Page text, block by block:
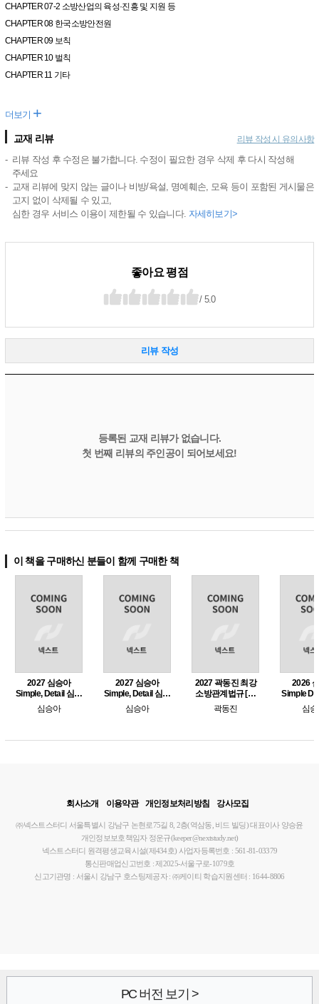
CHAPTER 07-2 소방산업의 육성·진흥 및 지원 등
CHAPTER 08 한국소방안전원
CHAPTER 09 보칙
CHAPTER 10 벌칙
CHAPTER 11 기타
더보기 +
교재 리뷰 리뷰 작성 시 유의사항
리뷰 작성 후 수정은 불가합니다. 수정이 필요한 경우 삭제 후 다시 작성해
주세요
교재 리뷰에 맞지 않는 글이나 비방/욕설, 명예훼손, 모욕 등이 포함된 게시물은
고지 없이 삭제될 수 있고,
심한 경우 서비스 이용이 제한될 수 있습니다. 자세히보기>
좋아요 평점
/ 5.0
리뷰 작성
등록된 교재 리뷰가 없습니다.
첫 번째 리뷰의 주인공이 되어보세요!
이 책을 구매하신 분들이 함께 구매한 책
2027 심승아
Simple, Detail 심테
일 소방관계법규 2
심승아
2027 심승아
Simple, Detail 심테
일 소방관계법규 1
심승아
2027 곽동진 최강
소방관계법규 [제
10판]
곽동진
2026
Simple
관계법
봉사 심
심
회사소개 이용약관 개인정보처리방침 강사모집
㈜넥스트스터디 서울특별시 강남구 논현로75길 8, 2층(역삼동, 비드 빌딩)대표이사 양승윤
개인정보보호책임자 정운규(keeper@nextstudy.net)
넥스트스터디 원격평생교육시설(제434호) 사업자등록번호 : 561-81-03379
통신판매업신고번호 : 제2025-서울구로-1079호
신고기관명 : 서울시 강남구 호스팅제공자 : ㈜케이티 학습지원센터 : 1644-8806
PC 버전 보기 >